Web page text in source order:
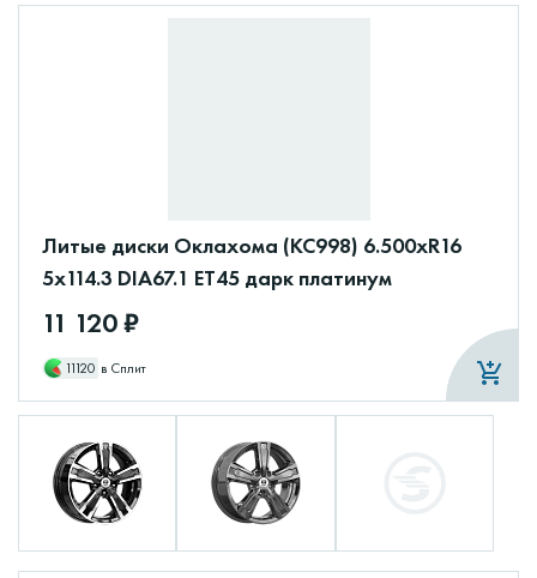
Литые диски Оклахома (КС998) 6.500xR16
5x114.3 DIA67.1 ET45 дарк платинум
11 120 ₽
11120 в Сплит